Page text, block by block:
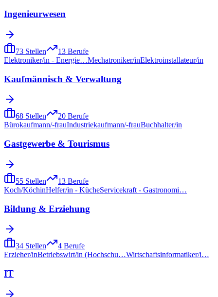
Ingenieurwesen
73 Stellen 13 Berufe
Elektroniker/in - Energie…Mechatroniker/inElektroinstallateur/in
Kaufmännisch & Verwaltung
68 Stellen 20 Berufe
Bürokaufmann/-frauIndustriekaufmann/-frauBuchhalter/in
Gastgewerbe & Tourismus
55 Stellen 13 Berufe
Koch/KöchinHelfer/in - KücheServicekraft - Gastronomi…
Bildung & Erziehung
34 Stellen 4 Berufe
Erzieher/inBetriebswirt/in (Hochschu…Wirtschaftsinformatiker/i…
IT